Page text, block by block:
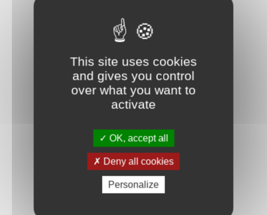
This site uses cookies
and gives you control
over what you want to
activate
OK, accept all
Deny all cookies
Personalize
oublié ?
compte
Connexion